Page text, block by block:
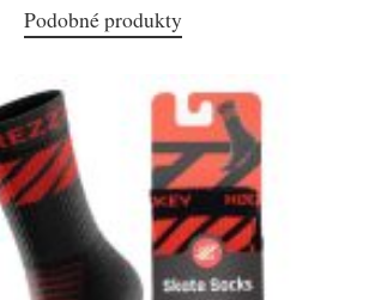
Podobné produkty